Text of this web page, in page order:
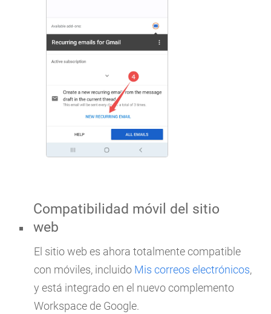
Compatibilidad móvil del sitio
web
El sitio web es ahora totalmente compatible
con móviles, incluido Mis correos electrónicos,
y está integrado en el nuevo complemento
Workspace de Google.